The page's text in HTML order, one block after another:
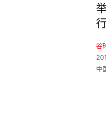
谷
中